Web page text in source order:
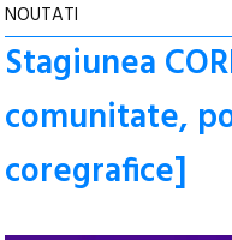
NOUTATI
Stagiunea
comunitate,
coregrafice]